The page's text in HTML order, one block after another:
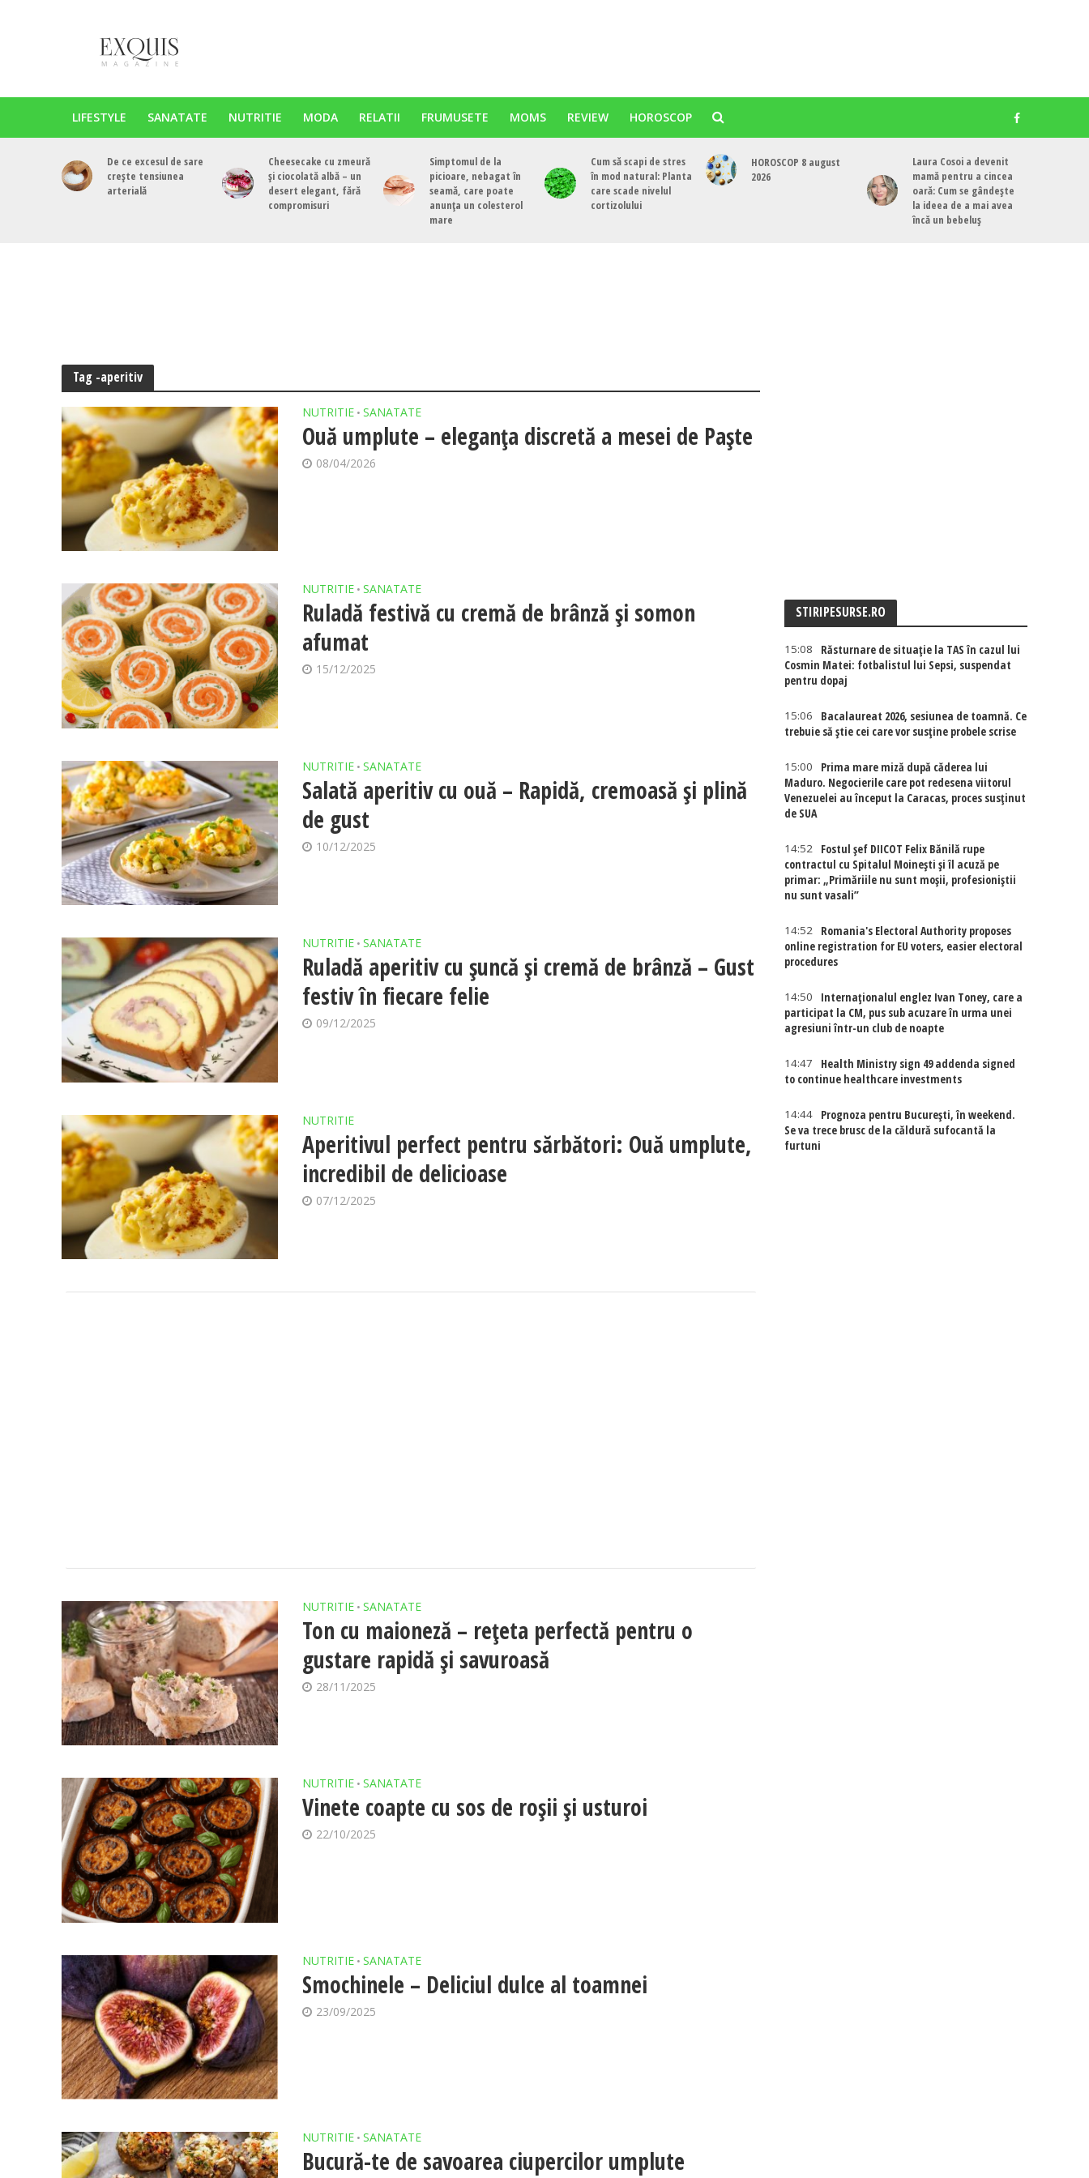
LIFESTYLE SANATATE NUTRITIE MODA RELATII FRUMUSETE MOMS REVIEW HOROSCOP
De ce excesul de sare
crește tensiunea
arterială
Cheesecake cu zmeură
și ciocolată albă – un
desert elegant, fără
compromisuri
Simptomul de la
picioare, nebagat în
seamă, care poate
anunța un colesterol
mare
Cum să scapi de stres
în mod natural: Planta
care scade nivelul
cortizolului
HOROSCOP 8 august
2026
Laura Cosoi a devenit
mamă pentru a cincea
oară: Cum se gândește
la ideea de a mai avea
încă un bebeluș
Tag -aperitiv
NUTRITIE • SANATATE
Ouă umplute – eleganța discretă a mesei de Paște
08/04/2026
NUTRITIE • SANATATE
Ruladă festivă cu cremă de brânză și somon
afumat
15/12/2025
NUTRITIE • SANATATE
Salată aperitiv cu ouă – Rapidă, cremoasă și plină
de gust
10/12/2025
NUTRITIE • SANATATE
Ruladă aperitiv cu șuncă și cremă de brânză – Gust
festiv în fiecare felie
09/12/2025
NUTRITIE
Aperitivul perfect pentru sărbători: Ouă umplute,
incredibil de delicioase
07/12/2025
NUTRITIE • SANATATE
Ton cu maioneză – rețeta perfectă pentru o
gustare rapidă și savuroasă
28/11/2025
NUTRITIE • SANATATE
Vinete coapte cu sos de roșii și usturoi
22/10/2025
NUTRITIE • SANATATE
Smochinele – Deliciul dulce al toamnei
23/09/2025
NUTRITIE • SANATATE
Bucură-te de savoarea ciupercilor umplute
STIRIPESURSE.RO
15:08
Răsturnare de situație la TAS în cazul lui
Cosmin Matei: fotbalistul lui Sepsi, suspendat
pentru dopaj
15:06
Bacalaureat 2026, sesiunea de toamnă. Ce
trebuie să știe cei care vor susține probele scrise
15:00
Prima mare miză după căderea lui
Maduro. Negocierile care pot redesena viitorul
Venezuelei au început la Caracas, proces susținut
de SUA
14:52
Fostul șef DIICOT Felix Bănilă rupe
contractul cu Spitalul Moinești și îl acuză pe
primar: „Primăriile nu sunt moșii, profesioniștii
nu sunt vasali”
14:52
Romania's Electoral Authority proposes
online registration for EU voters, easier electoral
procedures
14:50
Internaţionalul englez Ivan Toney, care a
participat la CM, pus sub acuzare în urma unei
agresiuni într-un club de noapte
14:47
Health Ministry sign 49 addenda signed
to continue healthcare investments
14:44
Prognoza pentru București, în weekend.
Se va trece brusc de la căldură sufocantă la
furtuni